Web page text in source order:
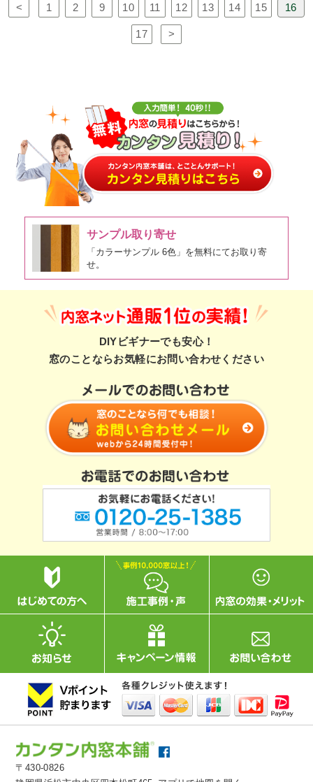
< 1 2 9 10 11 12 13 14 15 16
17 >
サンプル取り寄せ
「カラーサンプル 6色」を無料にてお取り寄
せ。
DIYビギナーでも安心！
窓のことならお気軽にお問い合わせください
〒430-0826